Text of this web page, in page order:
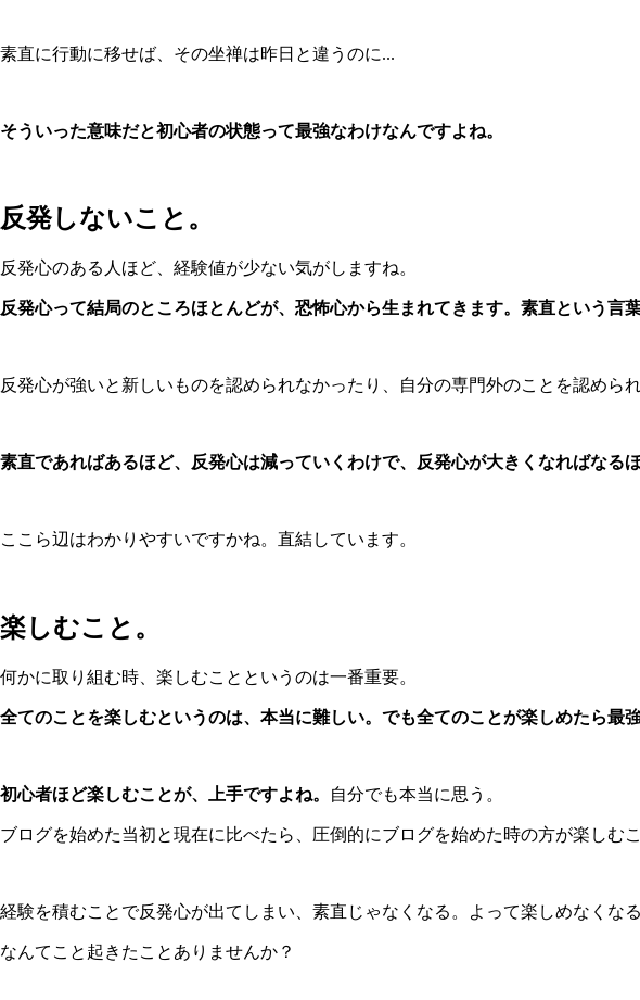
素直に行動に移せば、その坐禅は昨日と違うのに...
そういった意味だと初心者の状態って最強なわけなんですよね。
反発しないこと。
反発心のある人ほど、経験値が少ない気がしますね。
反発心って結局のところほとんどが、恐怖心から生まれてきます。素直という言
反発心が強いと新しいものを認められなかったり、自分の専門外のことを認めら
素直であればあるほど、反発心は減っていくわけで、反発心が大きくなればなる
ここら辺はわかりやすいですかね。直結しています。
楽しむこと。
何かに取り組む時、楽しむことというのは一番重要。
全てのことを楽しむというのは、本当に難しい。でも全てのことが楽しめたら最
初心者ほど楽しむことが、上手ですよね。 自分でも本当に思う。
ブログを始めた当初と現在に比べたら、圧倒的にブログを始めた時の方が楽しむ
経験を積むことで反発心が出てしまい、素直じゃなくなる。よって楽しめなくなる
なんてこと起きたことありませんか？